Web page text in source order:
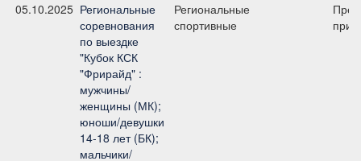
05.10.2025 Региональные
соревнования
по выездке
"Кубок КСК
"Фрирайд" :
мужчины/
женщины (МК);
юноши/девушки
14-18 лет (БК);
мальчики/
Региональные
спортивные